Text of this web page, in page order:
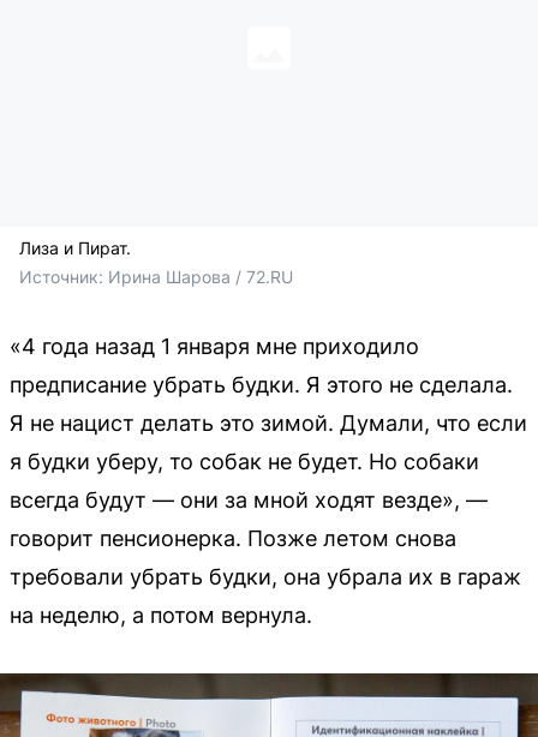
Лиза и Пират.
Источник: Ирина Шарова / 72.RU
«4 года назад 1 января мне приходило
предписание убрать будки. Я этого не сделала.
Я не нацист делать это зимой. Думали, что если
я будки уберу, то собак не будет. Но собаки
всегда будут — они за мной ходят везде», —
говорит пенсионерка. Позже летом снова
требовали убрать будки, она убрала их в гараж
на неделю, а потом вернула.